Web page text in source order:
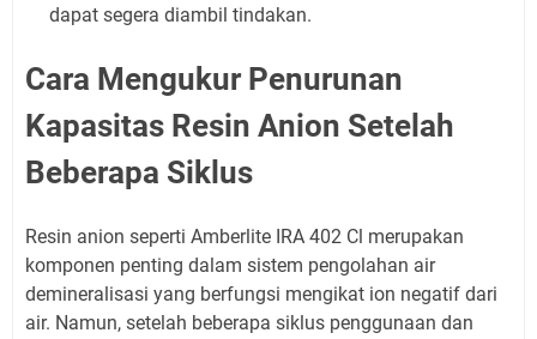
dapat segera diambil tindakan.
Cara Mengukur Penurunan
Kapasitas Resin Anion Setelah
Beberapa Siklus
Resin anion seperti Amberlite IRA 402 Cl merupakan
komponen penting dalam sistem pengolahan air
demineralisasi yang berfungsi mengikat ion negatif dari
air. Namun, setelah beberapa siklus penggunaan dan